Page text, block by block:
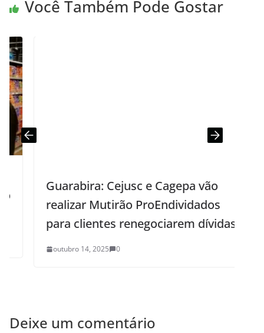
Você Também Pode Gostar
Guarabira: Cejusc e Cagepa vão
realizar Mutirão ProEndividados
para clientes renegociarem dívidas
outubro 14, 2025 0
Deixe um comentário